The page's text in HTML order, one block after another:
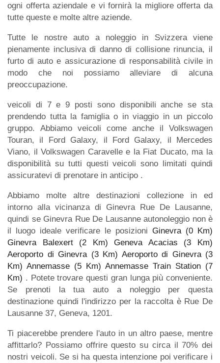
ogni offerta aziendale e vi fornirà la migliore offerta da
tutte queste e molte altre aziende.
Tutte le nostre auto a noleggio in Svizzera viene
pienamente inclusiva di danno di collisione rinuncia, il
furto di auto e assicurazione di responsabilità civile in
modo che noi possiamo alleviare di alcuna
preoccupazione.
veicoli di 7 e 9 posti sono disponibili anche se sta
prendendo tutta la famiglia o in viaggio in un piccolo
gruppo. Abbiamo veicoli come anche il Volkswagen
Touran, il Ford Galaxy, il Ford Galaxy, il Mercedes
Viano, il Volkswagen Caravelle e la Fiat Ducato, ma la
disponibilità su tutti questi veicoli sono limitati quindi
assicuratevi di prenotare in anticipo .
Abbiamo molte altre destinazioni collezione in ed
intorno alla vicinanza di Ginevra Rue De Lausanne,
quindi se Ginevra Rue De Lausanne autonoleggio non è
il luogo ideale verificare le posizioni Ginevra (0 Km)
Ginevra Balexert (2 Km)
Geneva Acacias (3 Km)
Aeroporto di Ginevra (3 Km) Aeroporto di Ginevra (3
Km) Annemasse (5 Km) Annemasse Train Station (7
Km) . Potete trovare questi gran lunga più conveniente.
Se prenoti la tua auto a noleggio per questa
destinazione quindi l'indirizzo per la raccolta è Rue De
Lausanne 37, Geneva, 1201.
Ti piacerebbe prendere l'auto in un altro paese, mentre
affittarlo? Possiamo offrire questo su circa il 70% dei
nostri veicoli. Se si ha questa intenzione poi verificare i